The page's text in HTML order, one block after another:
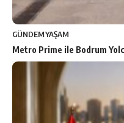
GÜNDEMYAŞAM
Metro Prime ile Bodrum